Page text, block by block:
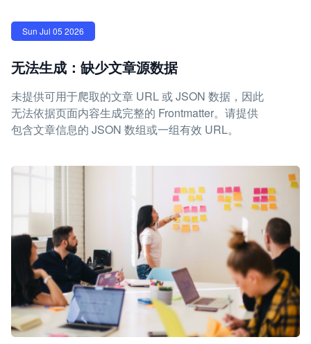
Sun Jul 05 2026
无法生成：缺少文章源数据
未提供可用于爬取的文章 URL 或 JSON 数据，因此
无法依据页面内容生成完整的 Frontmatter。请提供
包含文章信息的 JSON 数组或一组有效 URL。